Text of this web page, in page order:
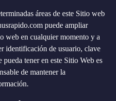
áreas de este Sitio web
puede ampliar
web en cualquier momento y a
identificación de usuario, clave
pueda tener en este Sitio Web es
de mantener la